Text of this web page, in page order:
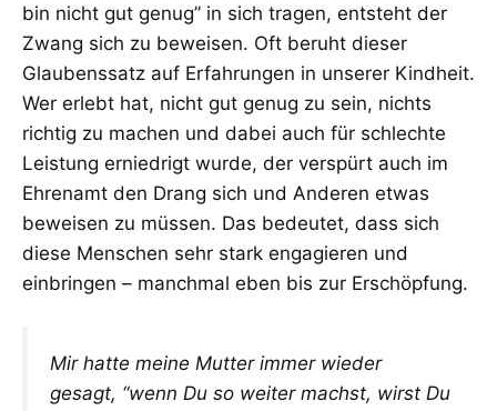
bin nicht gut genug” in sich tragen, entsteht der
Zwang sich zu beweisen. Oft beruht dieser
Glaubenssatz auf Erfahrungen in unserer Kindheit.
Wer erlebt hat, nicht gut genug zu sein, nichts
richtig zu machen und dabei auch für schlechte
Leistung erniedrigt wurde, der verspürt auch im
Ehrenamt den Drang sich und Anderen etwas
beweisen zu müssen. Das bedeutet, dass sich
diese Menschen sehr stark engagieren und
einbringen – manchmal eben bis zur Erschöpfung.
Mir hatte meine Mutter immer wieder
gesagt, “wenn Du so weiter machst, wirst Du